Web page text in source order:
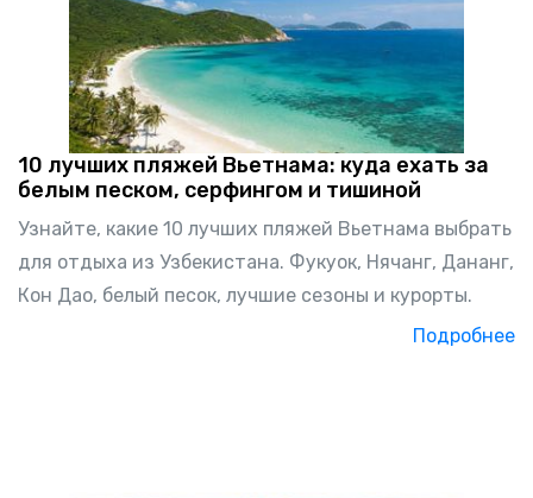
10 лучших пляжей Вьетнама: куда ехать за
белым песком, серфингом и тишиной
Узнайте, какие 10 лучших пляжей Вьетнама выбрать
для отдыха из Узбекистана. Фукуок, Нячанг, Дананг,
Кон Дао, белый песок, лучшие сезоны и курорты.
Подробнее